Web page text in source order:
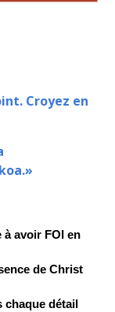
Croyez en
avoir FOI en
de Christ
détail